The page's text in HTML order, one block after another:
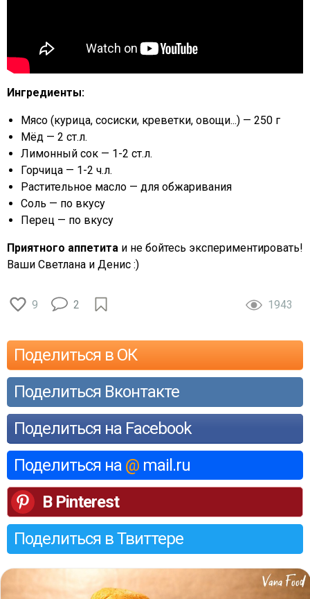
Ингредиенты:
Мясо (курица, сосиски, креветки, овощи...) — 250 г
Мёд — 2 ст.л.
Лимонный сок — 1-2 ст.л.
Горчица — 1-2 ч.л.
Растительное масло — для обжаривания
Соль — по вкусу
Перец — по вкусу
Приятного аппетита и не бойтесь экспериментировать!
Ваши Светлана и Денис :)
9 2 1943
Поделиться в ОК
Поделиться Вконтакте
Поделиться на Facebook
Поделиться на @ mail.ru
В Pinterest
Поделиться в Твиттере